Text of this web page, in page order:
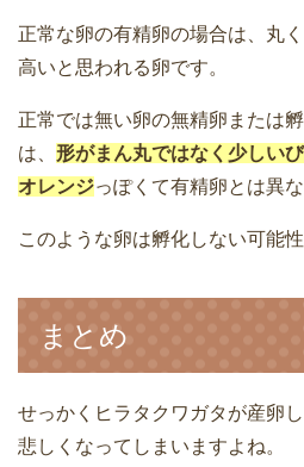
正常な卵の有精卵の場合は、丸
高いと思われる卵です。
正常では無い卵の無精卵または
は、 形がまん丸ではなく少しい
オレンジっぽくて有精卵とは異な
このような卵は孵化しない可能
まとめ
せっかくヒラタクワガタが産卵
悲しくなってしまいますよね。